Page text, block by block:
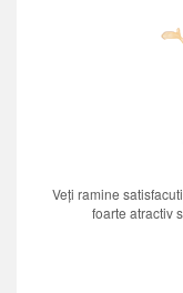
Veți ramine
foarte atractiv